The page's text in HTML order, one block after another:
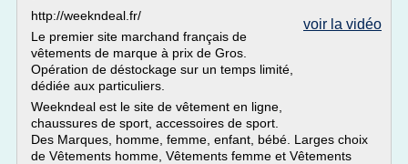
voir la vidéo
http://weekndeal.fr/
Le premier site marchand français de
vêtements de marque à prix de Gros.
Opération de déstockage sur un temps limité,
dédiée aux particuliers.
Weekndeal est le site de vêtement en ligne,
chaussures de sport, accessoires de sport.
Des Marques, homme, femme, enfant, bébé. Larges choix
de Vêtements homme, Vêtements femme et Vêtements